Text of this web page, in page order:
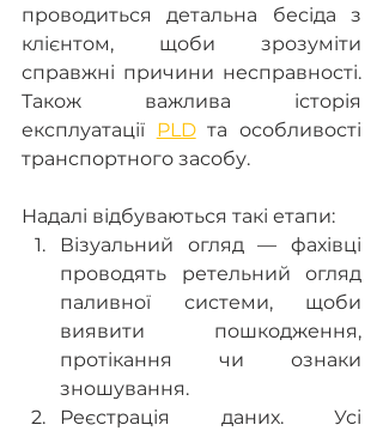
проводиться детальна бесіда з
клієнтом, щоби зрозуміти
справжні причини несправності.
Також важлива історія
експлуатації PLD та особливості
транспортного засобу.
Надалі відбуваються такі етапи:
Візуальний огляд — фахівці
проводять ретельний огляд
паливної системи, щоби
виявити пошкодження,
протікання чи ознаки
зношування.
Реєстрація даних. Усі